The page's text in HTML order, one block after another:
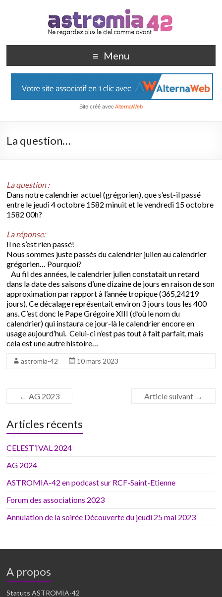
Menu
Site créé avec AlternaWeb
La question…
La question :
Dans notre calendrier actuel (grégorien), que s’est-il passé
entre le jeudi 4 octobre 1582 minuit et le vendredi 15 octobre
1582 00h?
La réponse:
Il ne s’est rien passé!
Nous sommes juste passés du calendrier julien au calendrier
grégorien… Pourquoi?
Au fil des années, le calendrier julien constatait un retard
dans la date des saisons d’une dizaine de jours en raison de son
approximation par rapport à l’année tropique (365,24219
jours). Ce décalage représentait environ 3 jours tous les 400
ans. C’est donc le Pape Grégoire XIII (d’où le nom du
calendrier) qui instaura ce jour-là le calendrier encore en
usage aujourd’hui. Celui-ci n’est pas tout à fait parfait, mais
cela est une autre histoire…
astromia-42 10 mars 2023
← AG 2023 Article suivant →
Articles récents
CELEST’IVAL 2024
AG 2024
ASTROMIA-42 en podcast sur RCF-Saint-Etienne
Forum des associations 2023
Annulation de la soirée Découverte du jeudi 25 mai 2023
A propos
Statuts ASTROMIA-42